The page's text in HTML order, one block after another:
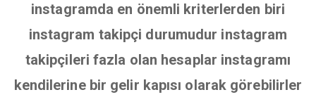
instagramda en önemli kriterlerden biri
instagram takipçi durumudur instagram
takipçileri fazla olan hesaplar instagramı
kendilerine bir gelir kapısı olarak görebilirler